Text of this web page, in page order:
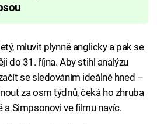
mluvit plynně anglicky a pak se
do 31. října. Aby stihl analýzu
se sledováním ideálně hned –
za osm týdnů, čeká ho zhruba
a Simpsonovi ve filmu navíc.